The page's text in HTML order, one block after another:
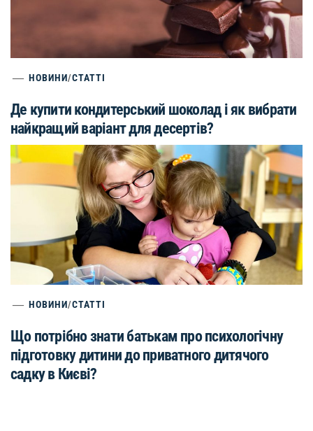
НОВИНИ/СТАТТІ
Де купити кондитерський шоколад і як вибрати
найкращий варіант для десертів?
НОВИНИ/СТАТТІ
Що потрібно знати батькам про психологічну
підготовку дитини до приватного дитячого
садку в Києві?